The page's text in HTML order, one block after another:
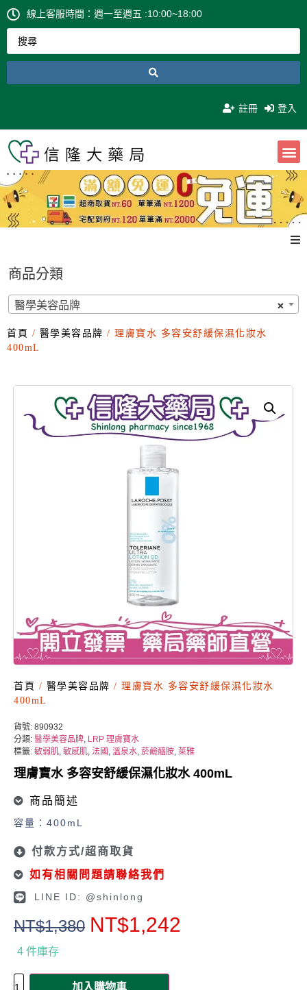
線上客服時間：週一至週五 :10:00~18:00
註冊 登入
NT$0 0
商品分類
×
醫學美容品牌
首頁 / 醫學美容品牌 / 理膚寶水 多容安舒緩保濕化妝水
400mL
首頁 / 醫學美容品牌 / 理膚寶水 多容安舒緩保濕化妝水
400mL
貨號: 890932
分類: 醫學美容品牌, LRP 理膚寶水
標籤: 敏弱肌, 敏感肌, 法國 , 溫泉水, 菸鹼醯胺, 萊雅
理膚寶水 多容安舒緩保濕化妝水 400mL
商品簡述
容量：400mL
付款方式/超商取貨
如有相關問題請聯絡我們
LINE ID: @shinlong
NT$1,380 NT$1,242
4 件庫存
加入購物車